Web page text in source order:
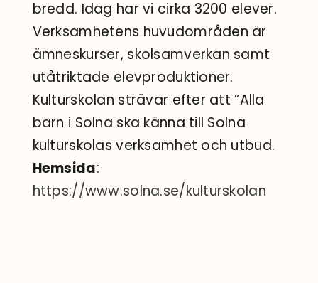
bredd. Idag har vi cirka 3200 elever.
Verksamhetens huvudområden är
ämneskurser, skolsamverkan samt
utåtriktade elevproduktioner.
Kulturskolan strävar efter att ”Alla
barn i Solna ska känna till Solna
kulturskolas verksamhet och utbud.
Hemsida:
https://www.solna.se/kulturskolan